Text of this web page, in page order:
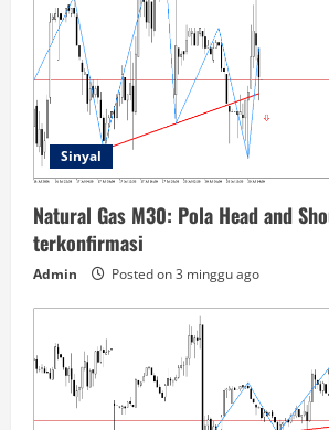
Sinyal
Natural Gas M30: Pola Head and
terkonfirmasi
Admin Posted on 3 minggu ago